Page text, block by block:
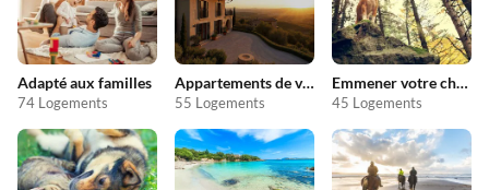
Adapté aux familles
74 Logements
Appartements de vacances pas chers
55 Logements
Emmener votre chien en vacances
45 Logements